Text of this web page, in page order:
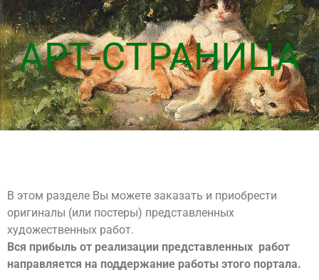
АРТ-СТРАНИЦА
В этом разделе Вы можете заказать и приобрести
оригиналы (или постеры) представленных
художественных работ.
Вся прибыль от реализации представленных работ
направляется на поддержание работы этого портала.